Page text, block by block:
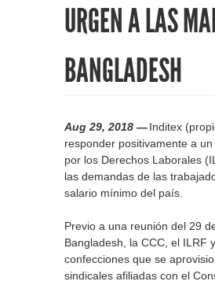
URGEN A LAS
BANGLADESH
Aug 29, 2018 —Inditex
responder positivamente a
por los Derechos Laborales
las demandas de las
salario mínimo del país.
Previo a una reunión del 29
Bangladesh, la CCC, el ILRF
confecciones que se
sindicales afiliadas con el